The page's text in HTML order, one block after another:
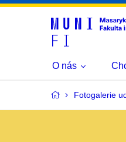
O nás
Fotogalerie